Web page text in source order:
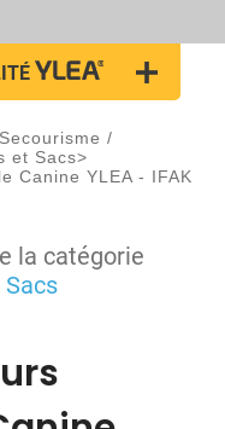
/
et Sacs>
Canine YLEA - IFAK
la catégorie